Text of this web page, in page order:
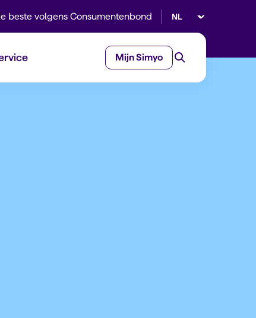
beste volgens Consumentenbond Selecteer taal
Mijn Simyo